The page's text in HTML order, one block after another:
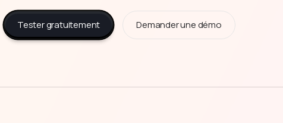
Tester gratuitement Demander une démo